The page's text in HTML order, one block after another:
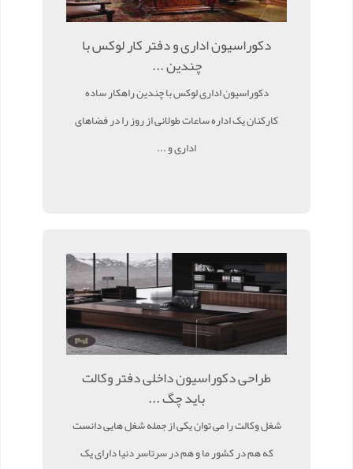
دکوراسیون اداری و دفتر کار لوکس با
چندین ...
دکوراسیون اداری لوکس با چندین راهکار ساده
کارکنان یک اداره ساعات طولانی از روز را در فضاهای
اداری و ...
طراحی دکوراسیون داخلی دفتر وکالت
باید چگ ...
شغل وکالت را می توان یکی از جمله شغل هایی دانست
که هم در کشور ما و هم در سرتاسر دنیا دارای یک